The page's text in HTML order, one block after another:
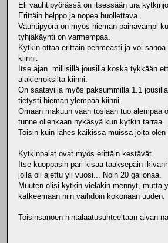
Eli vauhtipyörässä on itsessään ura
Erittäin helppo ja nopea huollettava.
Vauhtipyörä on myös hieman painavampi
tyhjäkäynti on varmempaa.
Kytkin ottaa erittäin pehmeästi ja voi
kiinni.
Itse ajan millisillä jousilla koska tykkään
alakierroksilta kiinni.
On saatavilla myös paksummilla 1.1
tietysti hieman ylempää kiinni.
Omaan makuun vaan tosiaan tuo alempaa
tunne ollenkaan nykäsyä kun kytkin tarraa.
Toisin kuin lähes kaikissa muissa joita olen
Kytkinpalat ovat myös erittäin kestävät.
Itse kuoppasin pari kisaa taaksepäin
jolla oli ajettu yli vuosi... Noin 20 gallonaa.
Muuten olisi kytkin vieläkin mennyt, mutta
katkeemaan niin vaihdoin kokonaan uuden.
Toisinsanoen hintalaatusuhteeltaan aivan